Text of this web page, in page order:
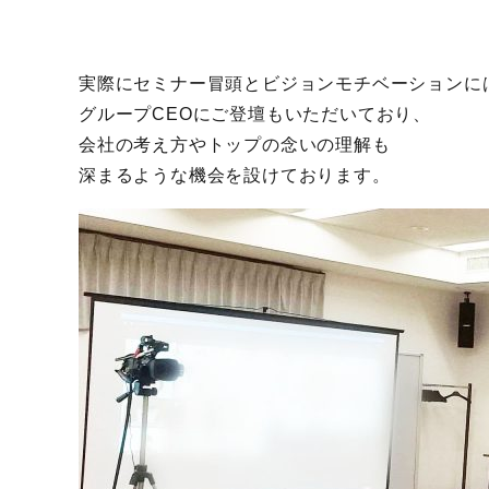
実際にセミナー冒頭とビジョンモチベーションに
グループCEOにご登壇もいただいており、
会社の考え方やトップの念いの理解も
深まるような機会を設けております。